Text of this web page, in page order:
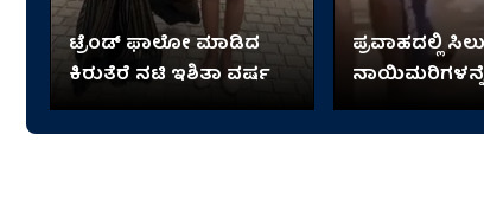
ಟ್ರೆಂಡ್​​ ಫಾಲೋ ಮಾಡಿದ
ಕಿರುತೆರೆ ನಟಿ ಇಶಿತಾ ವರ್ಷ
ಪ್ರವಾಹದಲ್ಲಿ
ತಬ್ಬಿಕೊಂಡು